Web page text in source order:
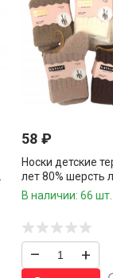
58 ₽
Носки детские
лет 80% шерсть
пар в упаковке /
В наличии: 66 шт.
– +